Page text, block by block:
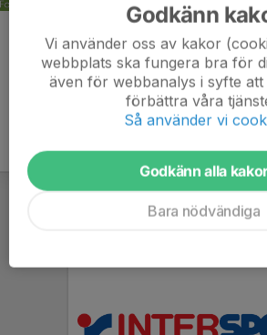
Kommentarer
Godkänn
Vi använder oss av kakor
webbplats ska fungera bra för
även för webbanalys i syfte att
förbättra våra
Så använder vi
Godkänn alla
Bara nödvändiga